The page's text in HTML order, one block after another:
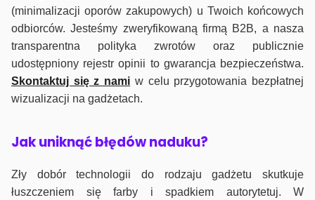
(minimalizacji oporów zakupowych) u Twoich końcowych
odbiorców. Jesteśmy zweryfikowaną firmą B2B, a nasza
transparentna polityka zwrotów oraz publicznie
udostępniony rejestr opinii to gwarancja bezpieczeństwa.
Skontaktuj się z nami w celu przygotowania bezpłatnej
wizualizacji na gadżetach.
Jak uniknąć błędów naduku?
Zły dobór technologii do rodzaju gadżetu skutkuje
łuszczeniem się farby i spadkiem autorytetuj. W